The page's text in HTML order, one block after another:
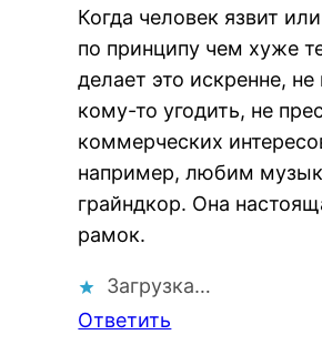
Когда человек язвит
по принципу чем хуже
делает это искренне, не
кому-то угодить, не
коммерческих
например, любим
грайндкор. Она
рамок.
Загрузка…
Ответить